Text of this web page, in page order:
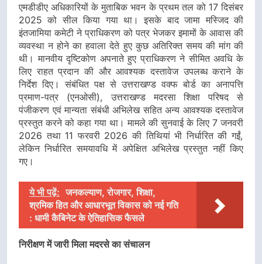
एमडीडीए अधिकारियों के मुताबिक भवन के प्रथम तल को 17 दिसंबर
2025 को सील किया गया था। इसके बाद जामा मस्जिद की
इंतजामिया कमेटी ने प्राधिकरण को पत्र भेजकर इमामों के आवास की
व्यवस्था न होने का हवाला देते हुए कुछ अतिरिक्त समय की मांग की
थी। मानवीय दृष्टिकोण अपनाते हुए प्राधिकरण ने सीमित अवधि के
लिए राहत प्रदान की और आवश्यक दस्तावेज उपलब्ध कराने के
निर्देश दिए। संबंधित पक्ष से उत्तराखण्ड वक्फ बोर्ड का अनापत्ति
प्रमाण-पत्र (एनओसी), उत्तराखण्ड मदरसा शिक्षा परिषद से
पंजीकरण एवं मान्यता संबंधी अभिलेख सहित अन्य आवश्यक दस्तावेज
प्रस्तुत करने को कहा गया था। मामले की सुनवाई के लिए 7 जनवरी
2026 तथा 11 फरवरी 2026 की तिथियां भी निर्धारित की गईं,
लेकिन निर्धारित समयावधि में अपेक्षित अभिलेख प्रस्तुत नहीं किए
गए।
ये भी पढ़ें: जनकल्याण, रोजगार, शिक्षा,
श्रमिक हित और आधारभूत विकास को नई गति
: धामी कैबिनेट के ऐतिहासिक फैसले
निरीक्षण में जारी मिला मदरसे का संचालन